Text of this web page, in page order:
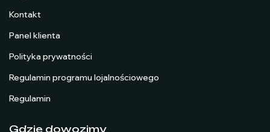
Kontakt
Panel klienta
Polityka prywatności
Regulamin programu lojalnościowego
Regulamin
Gdzie dowozimy